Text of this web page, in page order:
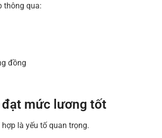
thông qua:
đồng
mức lương tốt
là yếu tố quan trọng.